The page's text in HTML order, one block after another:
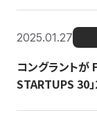
2025.01.27
コングラントが
STARTUPS 30